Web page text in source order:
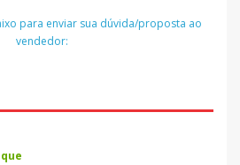
para enviar sua dúvida/proposta ao
vendedor: